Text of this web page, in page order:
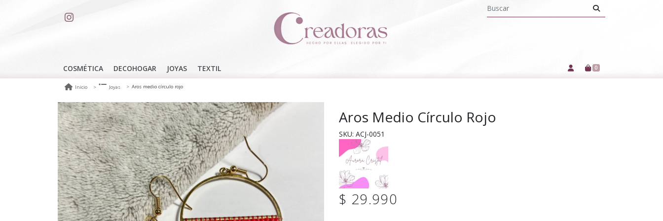
COSMÉTICA DECOHOGAR JOYAS TEXTIL 0
Inicio Joyas Aros medio círculo rojo
Aros Medio Círculo Rojo
SKU: ACJ-0051
$ 29.990